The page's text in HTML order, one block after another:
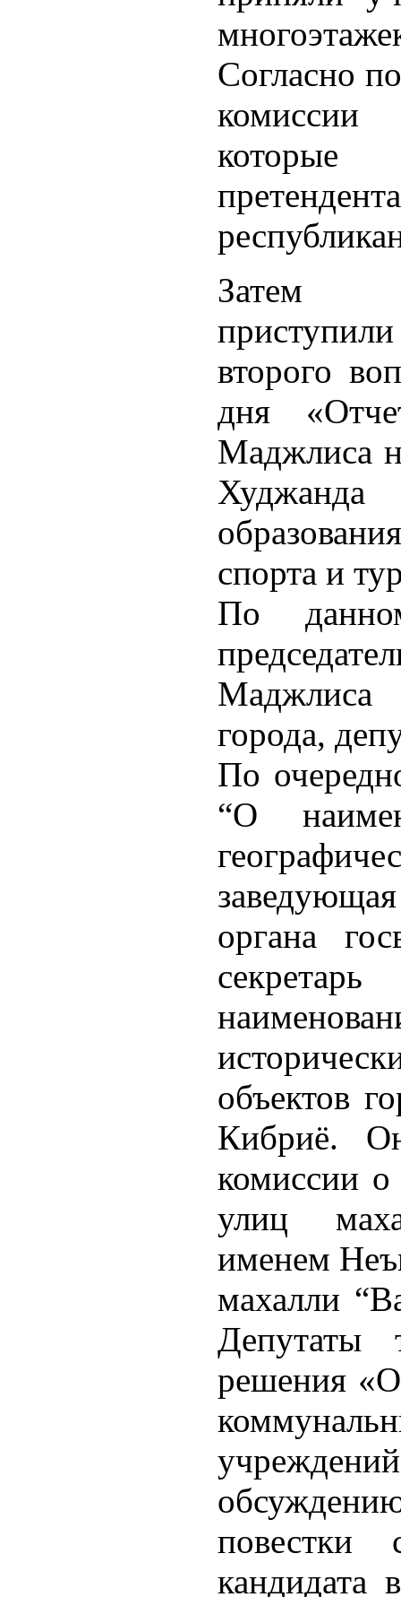
Согласно
которые
Затем
второго
дня
Маджлиса
спорта и
По
города,
По
“О
органа
объектов
Кибриё.
комиссии
улиц
именем
махалли
Депутаты
решения «О
повестки